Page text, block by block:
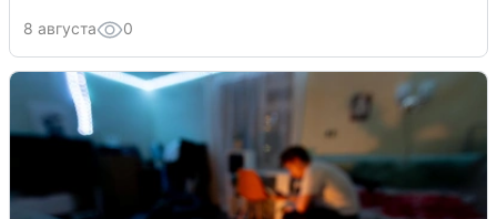
8 августа 0